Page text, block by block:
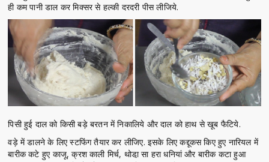
ही कम पानी डाल कर मिक्सर से हल्की दरदरी पीस लीजिये.
पिसी हुई दाल को किसी बड़े बरतन में निकालिये और दाल को हाथ से खूब फैटिये.
वड़े में डालने के लिए स्टफिंग तैयार कर लीजिए. इसके लिए कद्दूकस किए हुए नारियल में
बारीक कटे हुए काजू, क्रश काली मिर्च, थोडा़ सा हरा धनियां और बारीक कटा हुआ